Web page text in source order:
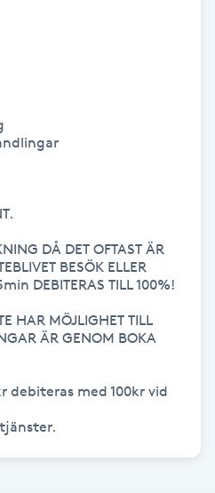
DÅ DET OFTAST ÄR
BESÖK ELLER
DEBITERAS TILL 100%!
HAR MÖJLIGHET TILL
ÄR GENOM BOKA
debiteras med 100kr vid